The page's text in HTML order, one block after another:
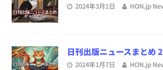
2024年3月1日 HON.jp
日刊出版ニュースまと
2024年1月7日 HON.jp